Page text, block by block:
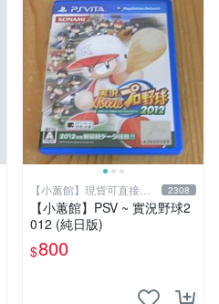
【小蕙館】現貨可直接下
標
2308
【小蕙館】PSV ~ 實況野球2
012 (純日版)
$800